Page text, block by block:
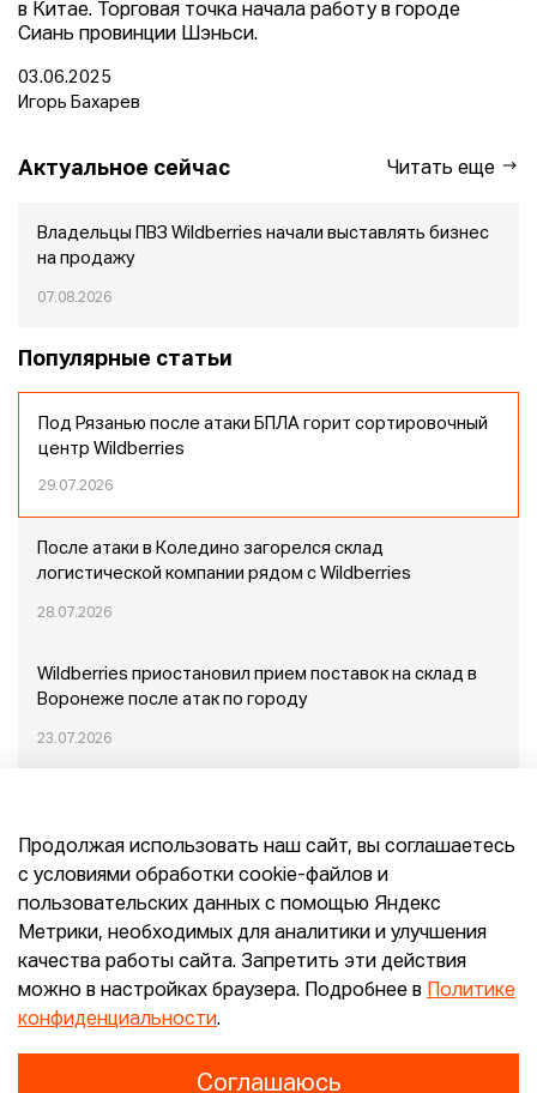
в Китае. Торговая точка начала работу в городе
Сиань провинции Шэньси.
03.06.2025
Игорь Бахарев
Актуальное сейчас Читать еще
Владельцы ПВЗ Wildberries начали выставлять бизнес
на продажу
07.08.2026
Популярные статьи
Под Рязанью после атаки БПЛА горит сортировочный
центр Wildberries
29.07.2026
После атаки в Коледино загорелся склад
логистической компании рядом с Wildberries
28.07.2026
Wildberries приостановил прием поставок на склад в
Воронеже после атак по городу
23.07.2026
Конец эпохи маркетплейсов: прогнозы сооснователя
Mr.Doors Максима Валецкого
26.06.2026
Продолжая использовать наш сайт, вы соглашаетесь
с условиями обработки cookie-файлов и
пользовательских данных с помощью Яндекс
Метрики, необходимых для аналитики и улучшения
качества работы сайта. Запретить эти действия
можно в настройках браузера. Подробнее в
Политике
конфиденциальности.
Соглашаюсь